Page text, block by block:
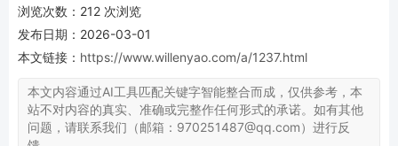
浏览次数： 212 次浏览
发布日期：2026-03-01
本文链接： https://www.willenyao.com/a/1237.html
本文内容通过AI工具匹配关键字智能整合而成，仅供参考，本
站不对内容的真实、准确或完整作任何形式的承诺。如有其他
问题，请联系我们（邮箱：970251487@qq.com）进行反